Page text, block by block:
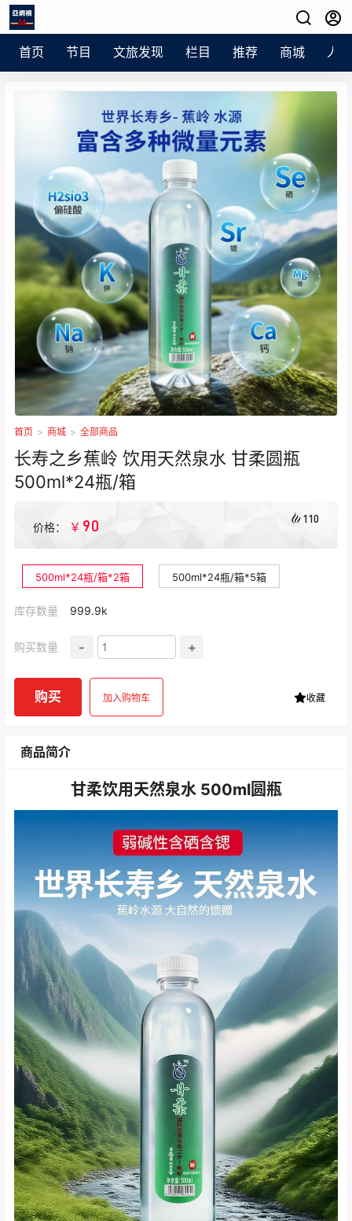
首页 节目 文旅发现 栏目 推荐 商城 人
首页 > 商城 > 全部商品
长寿之乡蕉岭 饮用天然泉水 甘柔圆瓶
500ml*24瓶/箱
价格： ￥ 90 110
500ml*24瓶/箱*2箱 500ml*24瓶/箱*5箱
库存数量 999.9k
购买数量 - +
购买 加入购物车 收藏
商品简介
甘柔饮用天然泉水 500ml圆瓶